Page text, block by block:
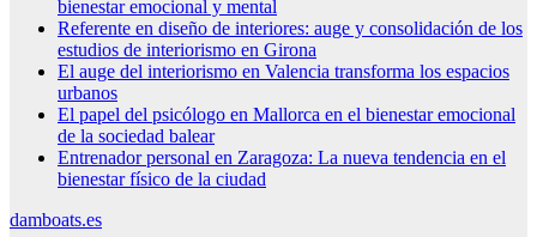
bienestar emocional y mental
Referente en diseño de interiores: auge y consolidación de los
estudios de interiorismo en Girona
El auge del interiorismo en Valencia transforma los espacios
urbanos
El papel del psicólogo en Mallorca en el bienestar emocional
de la sociedad balear
Entrenador personal en Zaragoza: La nueva tendencia en el
bienestar físico de la ciudad
damboats.es